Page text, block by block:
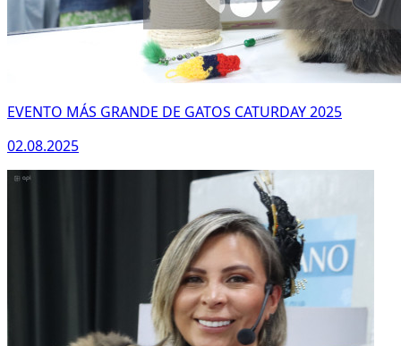
EVENTO MÁS GRANDE DE GATOS CATURDAY 2025
02.08.2025